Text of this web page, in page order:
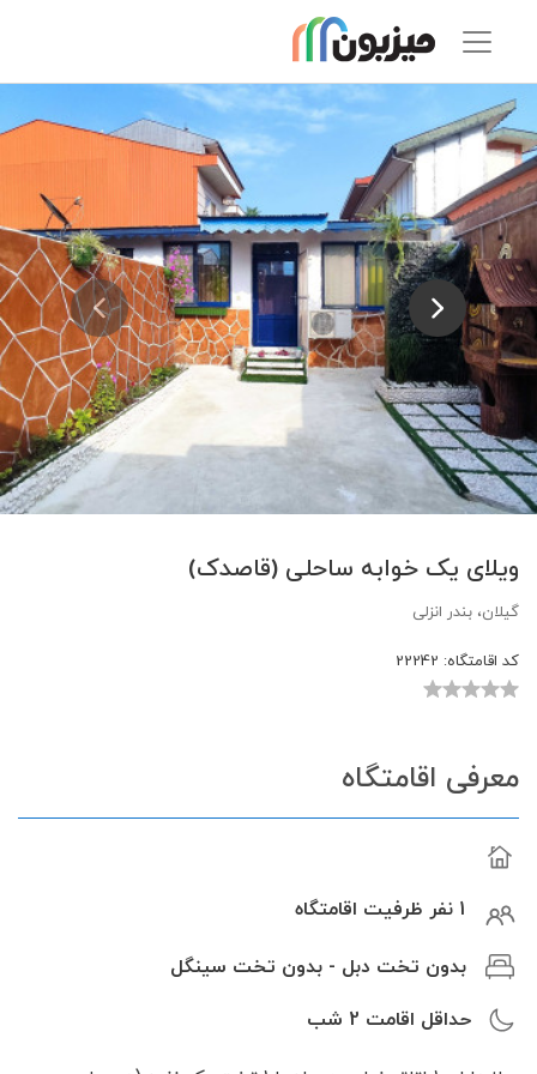
ویلای یک خوابه ساحلی (قاصدک)
گیلان، بندر انزلی
کد اقامتگاه:
معرفی اقامتگاه
1 نفر ظرفیت اقامتگاه
بدون تخت دبل - بدون تخت سینگل
حداقل اقامت 2 شب